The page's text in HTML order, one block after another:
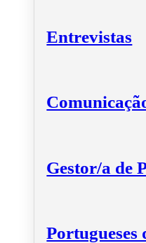
Entrevistas
Gestor/a de
Portugueses